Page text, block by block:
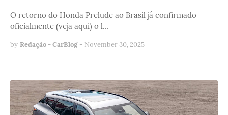
O retorno do Honda Prelude ao Brasil já confirmado
oficialmente (veja aqui) o l…
by Redação - CarBlog - November 30, 2025